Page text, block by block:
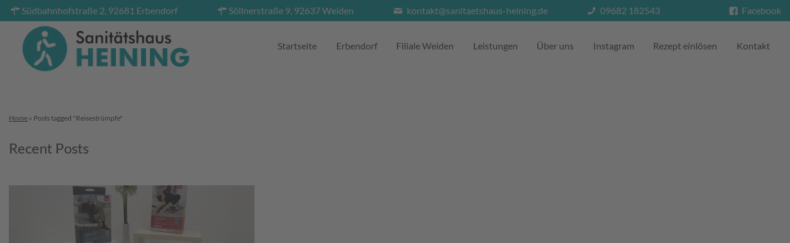
Südbahnhofstraße 2, 92681 Erbendorf Söllnerstraße 9, 92637 Weiden kontakt@sanitaetshaus-heining.de 09682 182543 Facebook
Startseite Erbendorf Filiale Weiden Leistungen Über uns Instagram Rezept einlösen Kontakt
Home » Posts tagged "Reisestrümpfe"
Recent Posts